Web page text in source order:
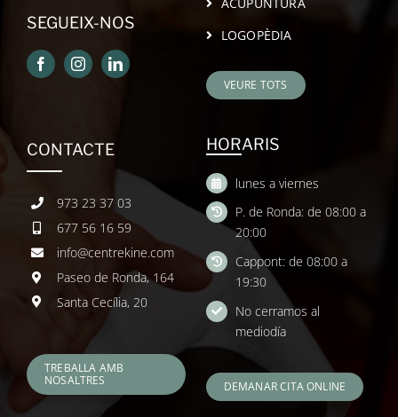
SEGUEIX-NOS
LOGOPÈDIA
VEURE TOTS
CONTACTE
973 23 37 03
677 56 16 59
info@centrekine.com
Paseo de Ronda, 164
Santa Cecília, 20
TREBALLA AMB
NOSALTRES
HORARIS
lunes a viernes
P. de Ronda: de 08:00 a
20:00
Cappont: de 08:00 a
19:30
No cerramos al
mediodía
DEMANAR CITA ONLINE